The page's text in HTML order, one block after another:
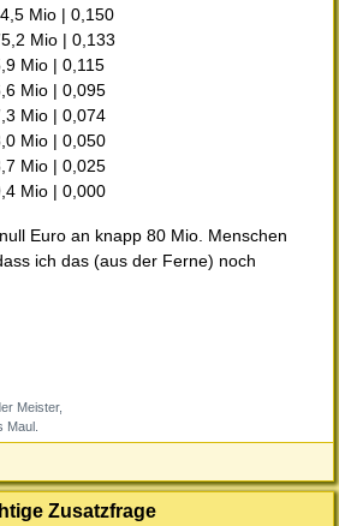
Mio | 0,150
Mio | 0,133
Mio | 0,115
Mio | 0,095
Mio | 0,074
Mio | 0,050
Mio | 0,025
Mio | 0,000
Euro an knapp 80 Mio. Menschen
ich das (aus der Ferne) noch
Meister,
Maul.
Zusatzfrage